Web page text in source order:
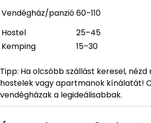
Vendégház/panzió60–110
Hostel
25–45
Kemping
15–30
Tipp: Ha olcsóbb szállást keresel, nézd
hostelek vagy apartmanok kínálatát!
vendégházak a legideálisabbak.